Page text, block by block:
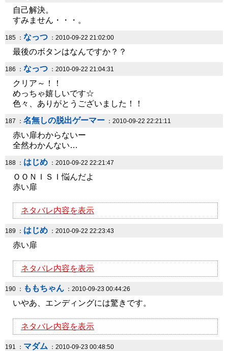
自己解決。
すみません・・・。
185 ： なっつ ：2010-09-22 21:02:00
最後のボタンはなんですか？？
186 ： なっつ ：2010-09-22 21:04:31
クリア～！！
めっちゃ嬉しいです☆
色々、ありがとうございました！！
187 ： 名無しの脱出ゲーマー ：2010-09-22 22:21:11
赤い扉わからないー
全然わかんない…
188 ： はじめ ：2010-09-22 22:21:47
ＯＯＮＩＳＩ悩んだよ
赤い扉
ネタバレ内容を表示
189 ： はじめ ：2010-09-22 22:23:43
赤い扉
ネタバレ内容を表示
190 ： ももちゃん ：2010-09-23 00:44:26
いやあ、エンディングには驚きです。
ネタバレ内容を表示
191 ： マダム ：2010-09-23 00:48:50